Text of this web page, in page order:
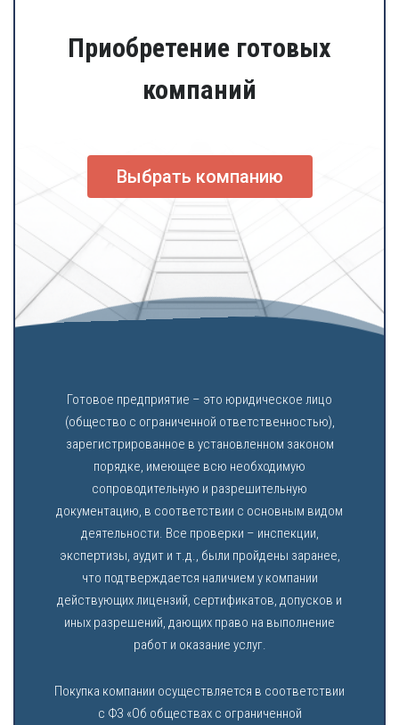
Приобретение готовых
компаний
Выбрать компанию
Готовое предприятие – это юридическое лицо
(общество с ограниченной ответственностью),
зарегистрированное в установленном законом
порядке, имеющее всю необходимую
сопроводительную и разрешительную
документацию, в соответствии с основным видом
деятельности. Все проверки – инспекции,
экспертизы, аудит и т.д., были пройдены заранее,
что подтверждается наличием у компании
действующих лицензий, сертификатов, допусков и
иных разрешений, дающих право на выполнение
работ и оказание услуг.
Покупка компании осуществляется в соответствии
с ФЗ «Об обществах с ограниченной